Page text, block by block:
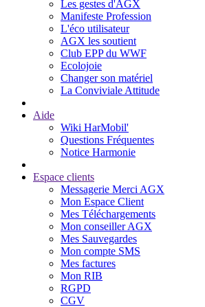
Les gestes d'AGX
Manifeste Profession
L'éco utilisateur
AGX les soutient
Club EPP du WWF
Ecolojoie
Changer son matériel
La Conviviale Attitude
Aide
Wiki HarMobil'
Questions Fréquentes
Notice Harmonie
Espace clients
Messagerie Merci AGX
Mon Espace Client
Mes Téléchargements
Mon conseiller AGX
Mes Sauvegardes
Mon compte SMS
Mes factures
Mon RIB
RGPD
CGV